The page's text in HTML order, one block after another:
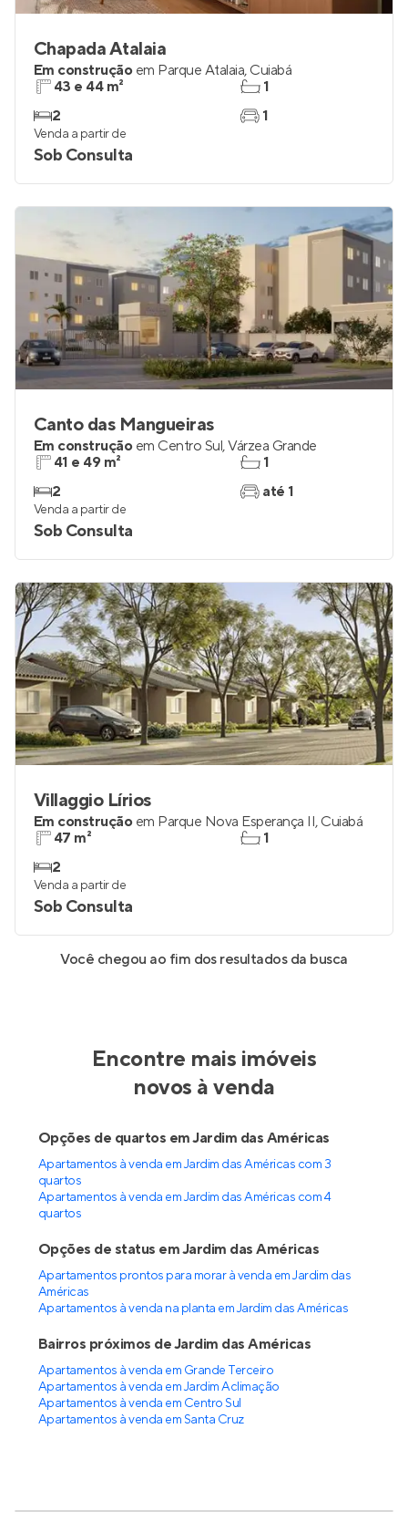
Chapada Atalaia
Em construção em Parque Atalaia, Cuiabá
43 e 44 m²
2
1
1
Venda a partir de
Sob Consulta
Canto das Mangueiras
Em construção em Centro Sul,Várzea Grande
41 e 49 m²
2
1
até 1
Venda a partir de
Sob Consulta
Villaggio Lírios
Em construção em Parque Nova Esperança II, Cuiabá
47 m²
2
1
Venda a partir de
Sob Consulta
Você chegou ao fim dos resultados da busca
Encontre mais imóveis
novos à venda
Opções de quartos em Jardim das Américas
Apartamentos à venda em Jardim das Américas com 3
quartos
Apartamentos à venda em Jardim das Américas com 4
quartos
Opções de status em Jardim das Américas
Apartamentos prontos para morar à venda em Jardim das
Américas
Apartamentos à venda na planta em Jardim das Américas
Bairros próximos de Jardim das Américas
Apartamentos à venda em Grande Terceiro
Apartamentos à venda em Jardim Aclimação
Apartamentos à venda em Centro Sul
Apartamentos à venda em Santa Cruz